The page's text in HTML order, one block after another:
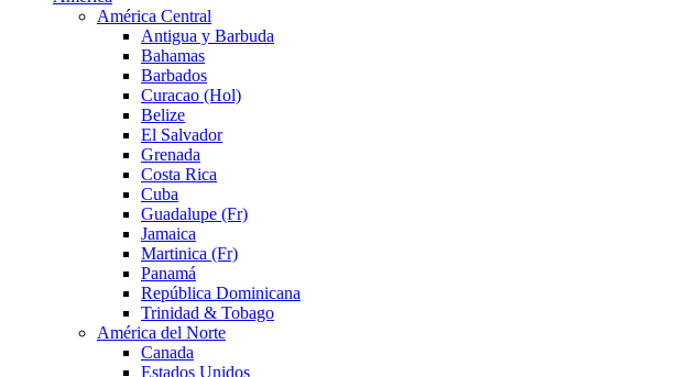
América Central
Antigua y Barbuda
Bahamas
Barbados
Curacao (Hol)
Belize
El Salvador
Grenada
Costa Rica
Cuba
Guadalupe (Fr)
Jamaica
Martinica (Fr)
Panamá
República Dominicana
Trinidad & Tobago
América del Norte
Canada
Estados Unidos